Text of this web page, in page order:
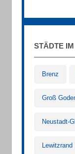
STÄDTE
Brenz
Groß
Neustadt-
Lewitzrand